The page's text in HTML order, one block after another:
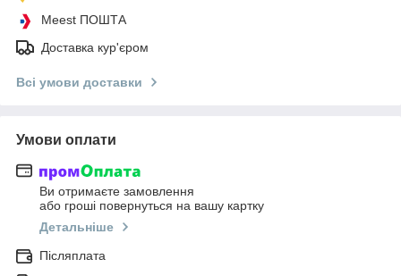
Meest ПОШТА
Доставка кур'єром
Всі умови доставки
Умови оплати
Ви отримаєте замовлення
або гроші повернуться на вашу картку
Детальніше
Післяплата